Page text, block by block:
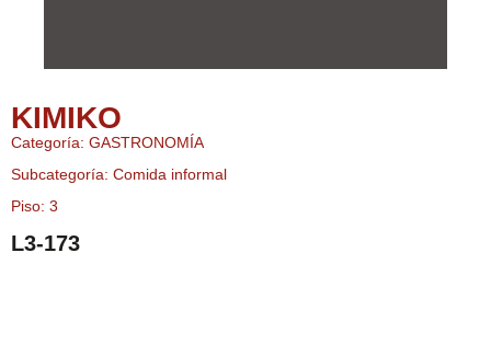
KIMIKO
Categoría: GASTRONOMÍA
Subcategoría: Comida informal
Piso: 3
L3-173